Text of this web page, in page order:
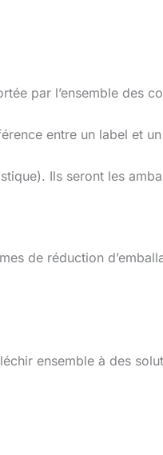
par l’ensemble des
entre un label et
Ils seront les
de réduction
ensemble à des